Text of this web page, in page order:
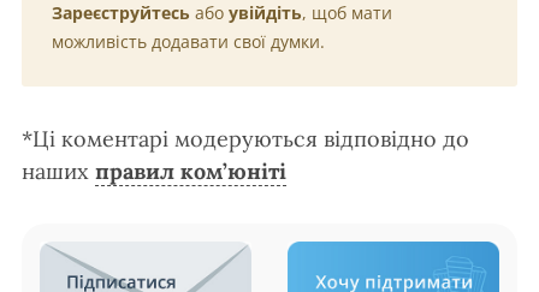
Зареєструйтесь або увійдіть, щоб мати
можливість додавати свої думки.
*Ці коментарі модеруються відповідно до
наших правил ком’юніті